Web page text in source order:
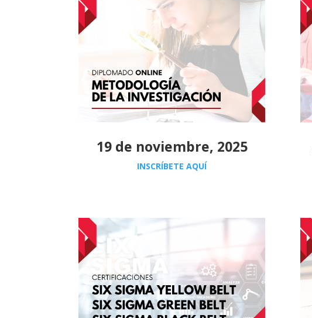
19 de noviembre, 2025
INSCRÍBETE AQUÍ